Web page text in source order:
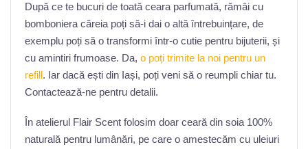
După ce te bucuri de toată ceara parfumată, rămâi cu
bomboniera căreia poți să-i dai o altă întrebuințare, de
exemplu poți să o transformi într-o cutie pentru bijuterii, și
cu amintiri frumoase. Da, o poți trimite la noi pentru un
refill. Iar dacă ești din Iași, poți veni să o reumpli chiar tu.
Contactează-ne pentru detalii.
În atelierul Flair Scent folosim doar ceară din soia 100%
naturală pentru lumânări, pe care o amestecăm cu uleiuri